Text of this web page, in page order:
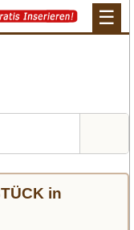
☰
in